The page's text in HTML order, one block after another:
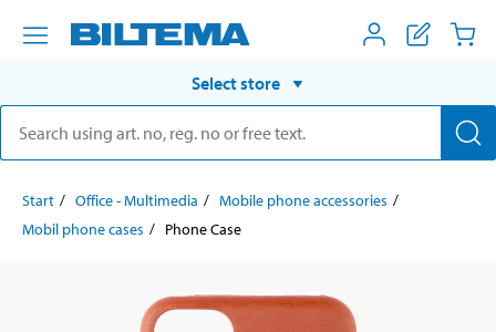
Select store
Start Office - Multimedia
Mobile phone accessories
Mobil phone cases
Phone Case